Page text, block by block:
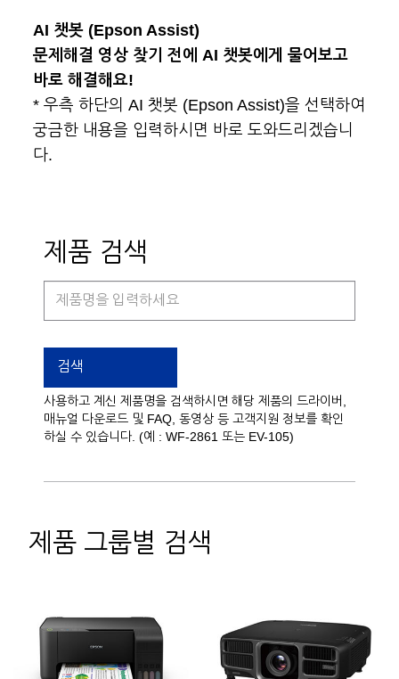
AI 챗봇 (Epson Assist)
문제해결 영상 찾기 전에 AI 챗봇에게 물어보고
바로 해결해요!
* 우측 하단의 AI 챗봇 (Epson Assist)을 선택하여
궁금한 내용을 입력하시면 바로 도와드리겠습니
다.
제품 검색
을
력
하
세
요
검색
사용하고 계신 제품명을 검색하시면 해당 제품의 드라이버,
매뉴얼 다운로드 및 FAQ, 동영상 등 고객지원 정보를 확인
하실 수 있습니다. (예 : WF-2861 또는 EV-105)
제품 그룹별 검색